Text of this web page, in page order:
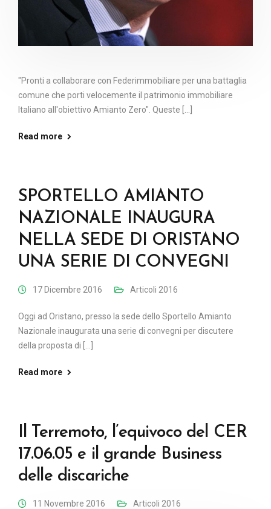
"Pronti a collaborare con Federimmobiliare per una battaglia
comune che porti velocemente il patrimonio immobiliare
Italiano all'obiettivo Amianto Zero". Queste [...]
Read more
SPORTELLO AMIANTO
NAZIONALE INAUGURA
NELLA SEDE DI ORISTANO
UNA SERIE DI CONVEGNI
17 Dicembre 2016 Articoli 2016
Oggi ad Oristano, presso la sede dello Sportello Amianto
Nazionale inaugurata una serie di convegni per discutere
della proposta di [...]
Read more
Il Terremoto, l’equivoco del CER
17.06.05 e il grande Business
delle discariche
11 Novembre 2016 Articoli 2016